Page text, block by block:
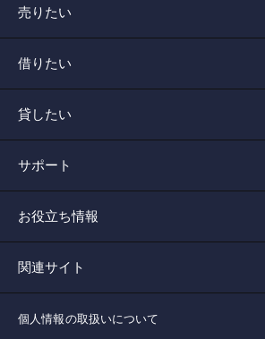
売りたい
借りたい
貸したい
サポート
お役立ち情報
関連サイト
個人情報の取扱いについて